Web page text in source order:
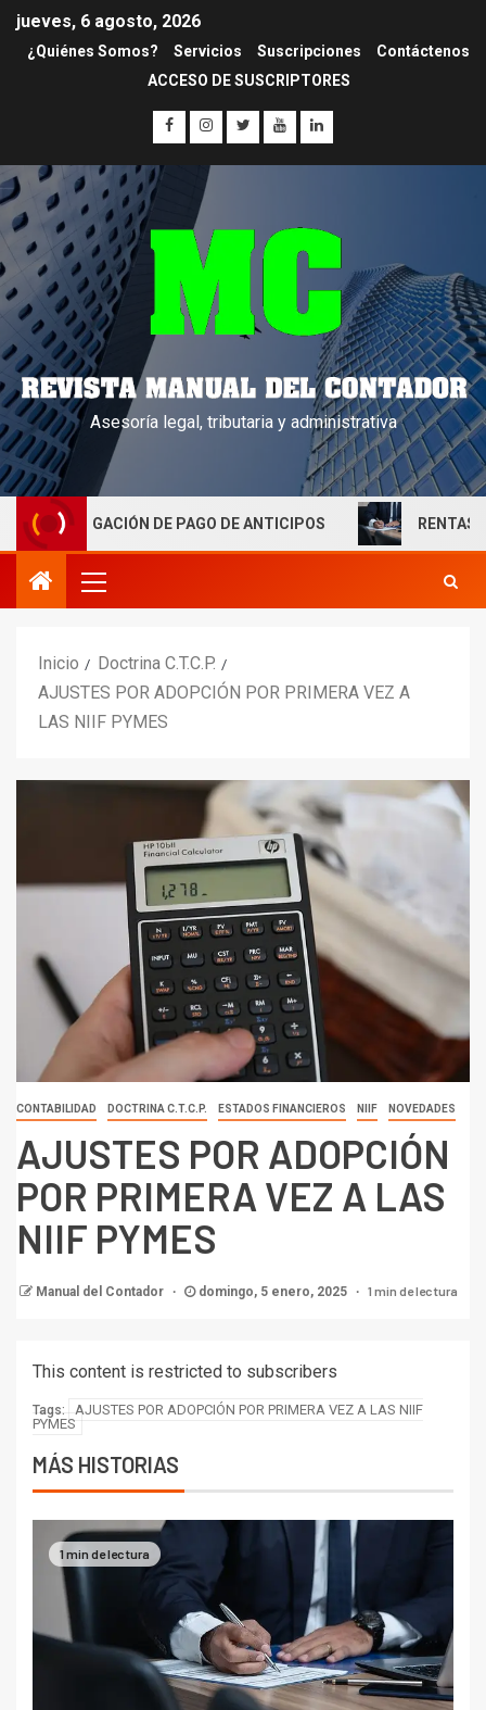
jueves, 6 agosto, 2026
¿Quiénes Somos? Servicios Suscripciones
Contáctenos
ACCESO DE SUSCRIPTORES
Asesoría legal, tributaria y administrativa
DE PAGO DE ANTICIPOS RENTAS
Inicio
Doctrina C.T.C.P.
AJUSTES POR ADOPCIÓN POR PRIMERA VEZ A
LAS NIIF PYMES
CONTABILIDAD DOCTRINA C.T.C.P. ESTADOS FINANCIEROS NIIF NOVEDADES
AJUSTES POR ADOPCIÓN
POR PRIMERA VEZ A LAS
NIIF PYMES
Manual del Contador domingo, 5 enero, 2025 1 min de lectura
This content is restricted to subscribers
Tags:
AJUSTES POR ADOPCIÓN POR PRIMERA VEZ A LAS NIIF
PYMES
MÁS HISTORIAS
1 min de lectura